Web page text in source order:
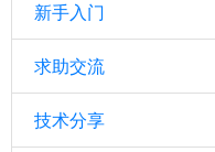
新手入门
求助交流
技术分享